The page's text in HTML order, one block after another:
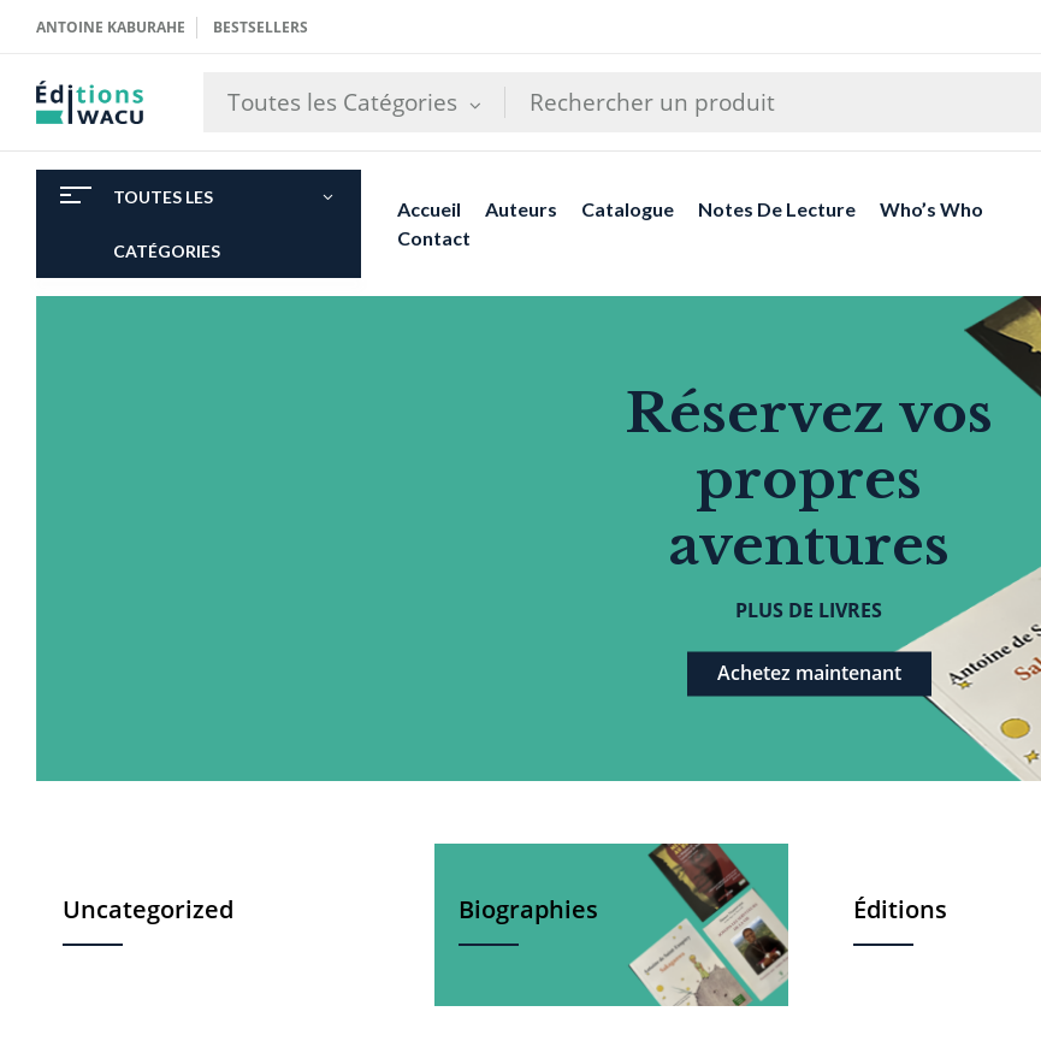
ANTOINE KABURAHE BESTSELLERS
Toutes les Catégories
TOUTES LES
CATÉGORIES
Accueil Auteurs Catalogue Notes De Lecture
Who’s Who
Contact
Réservez vos
propres
aventures
PLUS DE LIVRES
Achetez maintenant
Uncategorized Biographies Éditions